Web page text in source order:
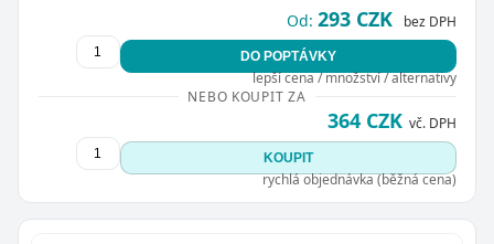
Od: 293 CZK bez DPH
DO POPTÁVKY
lepší cena / množství / alternativy
NEBO KOUPIT ZA
364 CZK vč. DPH
KOUPIT
rychlá objednávka (běžná cena)